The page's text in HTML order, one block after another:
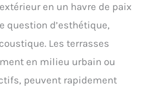
en un havre de paix
question d’esthétique,
Les terrasses
en milieu urbain ou
peuvent rapidement